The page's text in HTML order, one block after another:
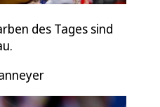
des Tages sind